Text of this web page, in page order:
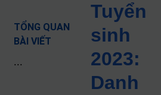
TỔNG QUAN
BÀI VIẾT
...
Tuyển
sinh
2023:
Danh